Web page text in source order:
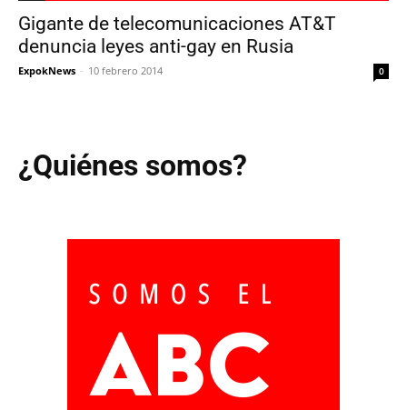
Gigante de telecomunicaciones AT&T
denuncia leyes anti-gay en Rusia
ExpokNews - 10 febrero 2014 0
¿Quiénes somos?